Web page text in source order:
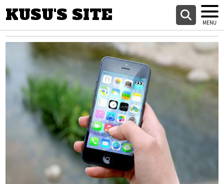
KUSU'S SITE